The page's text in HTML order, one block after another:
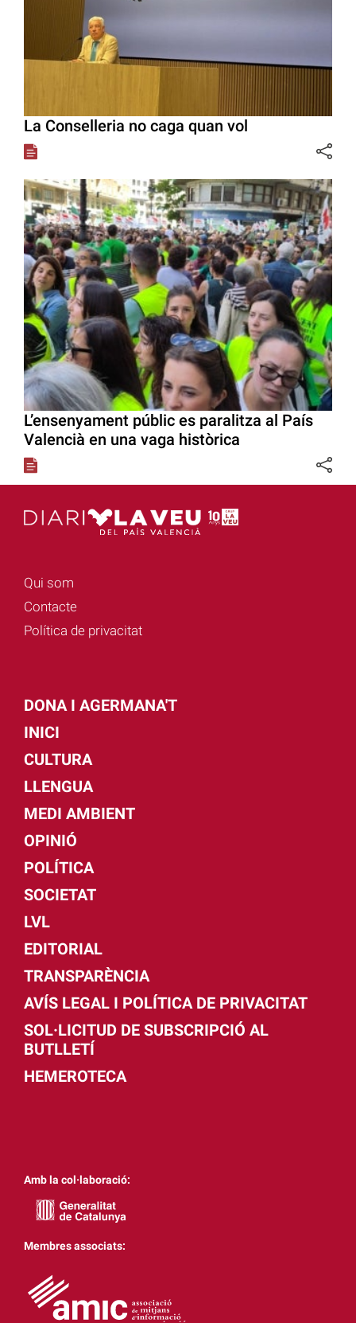
La Conselleria no caga quan vol
L’ensenyament públic es paralitza al País
Valencià en una vaga històrica
Qui som
Contacte
Política de privacitat
DONA I AGERMANA'T
INICI
CULTURA
LLENGUA
MEDI AMBIENT
OPINIÓ
POLÍTICA
SOCIETAT
LVL
EDITORIAL
TRANSPARÈNCIA
AVÍS LEGAL I POLÍTICA DE PRIVACITAT
SOL·LICITUD DE SUBSCRIPCIÓ AL
BUTLLETÍ
HEMEROTECA
Amb la col·laboració:
Membres associats: